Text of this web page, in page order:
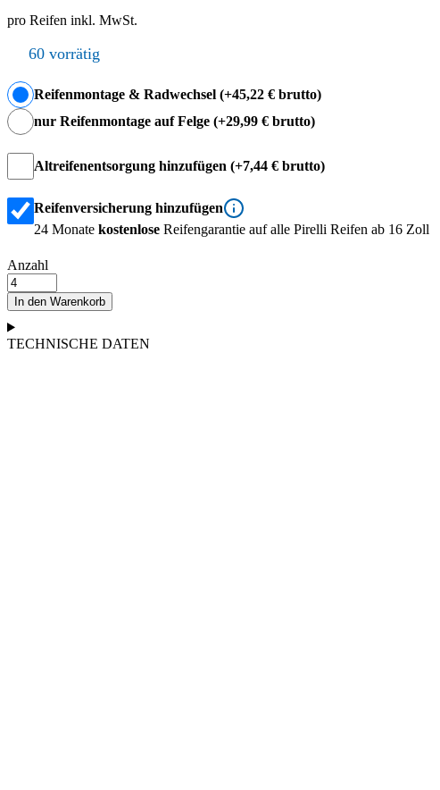
pro Reifen inkl. MwSt.
60 vorrätig
Reifenmontage & Radwechsel (+45,22 € brutto)
nur Reifenmontage auf Felge (+29,99 € brutto)
Altreifenentsorgung hinzufügen (+7,44 € brutto)
Reifenversicherung hinzufügen
24 Monate kostenlose Reifengarantie auf alle Pirelli Reifen ab 16 Zoll
Anzahl
PIRELLI
CINTURATO
WINTER
3
Menge
In den Warenkorb
TECHNISCHE DATEN